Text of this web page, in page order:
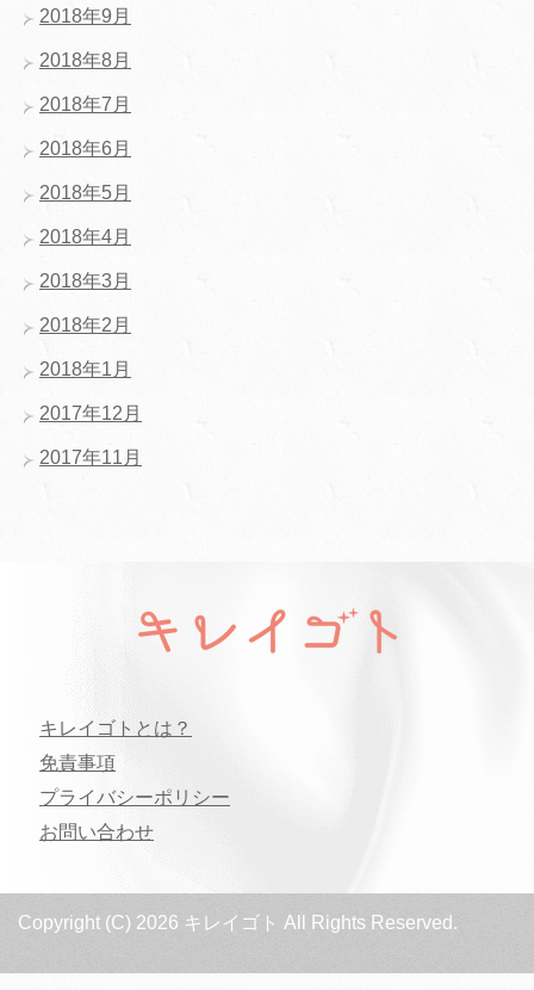
2018年9月
2018年8月
2018年7月
2018年6月
2018年5月
2018年4月
2018年3月
2018年2月
2018年1月
2017年12月
2017年11月
キレイゴトとは？
免責事項
プライバシーポリシー
お問い合わせ
Copyright (C) 2026 キレイゴト All Rights Reserved.